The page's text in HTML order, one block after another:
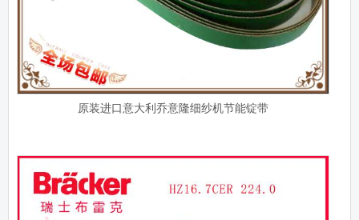
原装进口意大利乔意隆细纱机节能锭带